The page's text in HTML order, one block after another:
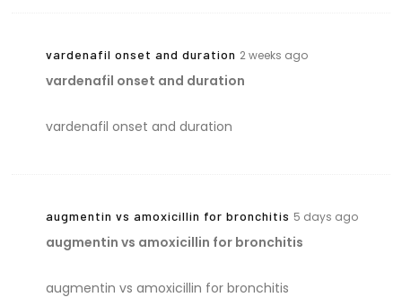
vardenafil onset and duration 2 weeks ago
vardenafil onset and duration
vardenafil onset and duration
augmentin vs amoxicillin for bronchitis 5 days ago
augmentin vs amoxicillin for bronchitis
augmentin vs amoxicillin for bronchitis